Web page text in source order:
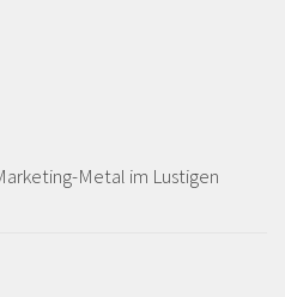
Metal im Lustigen